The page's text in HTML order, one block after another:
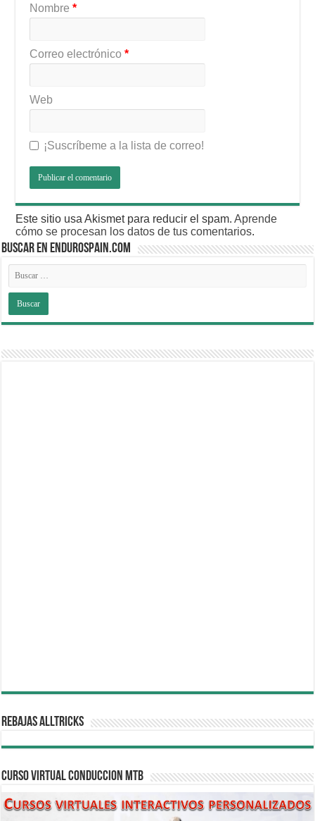
Nombre*
Correo electrónico*
Web
¡Suscríbeme a la lista de correo!
Este sitio usa Akismet para reducir el spam.Aprende
cómo se procesan los datos de tus comentarios.
BUSCAR EN ENDUROSPAIN.COM
REBAJAS ALLTRICKS
CURSO VIRTUAL CONDUCCION MTB